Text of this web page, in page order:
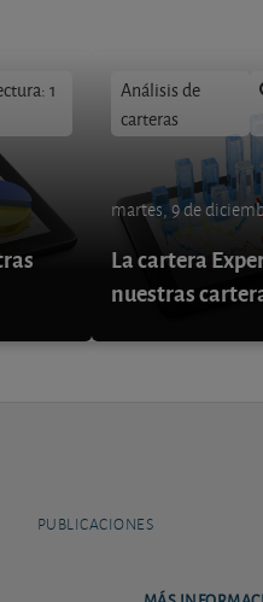
1
Análisis de
carteras
martes, 9 de
La cartera
nuestras
PUBLICACIONES